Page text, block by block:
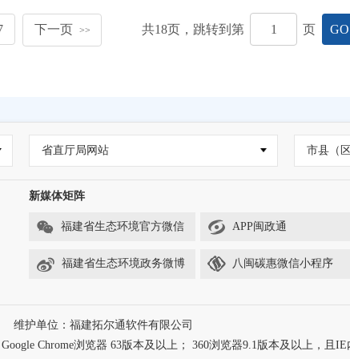
下一页 >> 共18页，跳转到第 页 GO
省直厅局网站 市县（
新媒体矩阵
福建省生态环境官方微信 APP闽政通
福建省生态环境政务微博 八闽碳惠微信小程序
维护单位：福建拓尔通软件有限公司
Chrome浏览器 63版本及以上； 360浏览器9.1版本及以上，且IE